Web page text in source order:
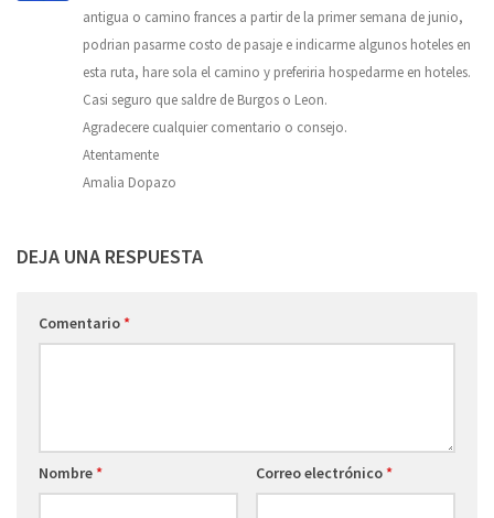
antigua o camino frances a partir de la primer semana de junio,
podrian pasarme costo de pasaje e indicarme algunos hoteles en
esta ruta, hare sola el camino y preferiria hospedarme en hoteles.
Casi seguro que saldre de Burgos o Leon.
Agradecere cualquier comentario o consejo.
Atentamente
Amalia Dopazo
DEJA UNA RESPUESTA
Comentario*
Nombre* Correo electrónico*